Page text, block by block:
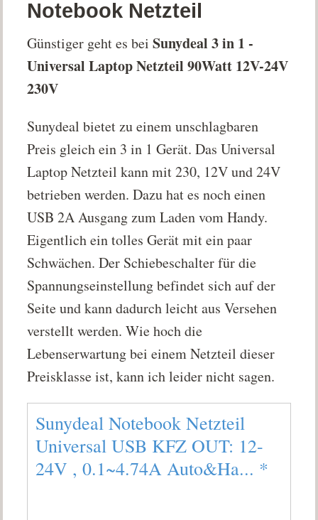
Notebook Netzteil
Günstiger geht es beiSunydeal 3 in 1 -
Universal Laptop Netzteil 90Watt 12V-24V
230V
Sunydeal bietet zu einem unschlagbaren
Preis gleich ein 3 in 1 Gerät. Das Universal
Laptop Netzteil kann mit 230, 12V und 24V
betrieben werden. Dazu hat es noch einen
USB 2A Ausgang zum Laden vom Handy.
Eigentlich ein tolles Gerät mit ein paar
Schwächen. Der Schiebeschalter für die
Spannungseinstellung befindet sich auf der
Seite und kann dadurch leicht aus Versehen
verstellt werden. Wie hoch die
Lebenserwartung bei einem Netzteil dieser
Preisklasse ist, kann ich leider nicht sagen.
Sunydeal Notebook Netzteil
Universal USB KFZ OUT: 12-
24V , 0.1~4.74A Auto&Ha... *